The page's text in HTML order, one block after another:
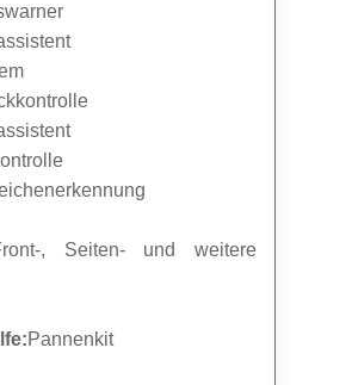
, Seiten- und weitere
Pannenkit